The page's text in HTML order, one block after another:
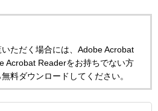
ただく場合には、Adobe Acrobat
Acrobat Readerをお持ちでない方
料ダウンロードしてください。